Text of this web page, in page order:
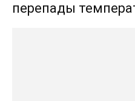
перепады